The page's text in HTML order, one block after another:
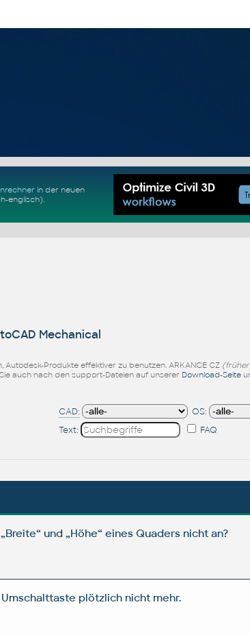
in der neuen
englisch).
Mechanical
Produkte effektiver zu benutzen. ARKANCE CZ (früher
auch nach den support-Dateien auf unserer Download-Seite
CAD: OS:
Text:
FAQ
und „Höhe“ eines Quaders nicht an?
plötzlich nicht mehr.